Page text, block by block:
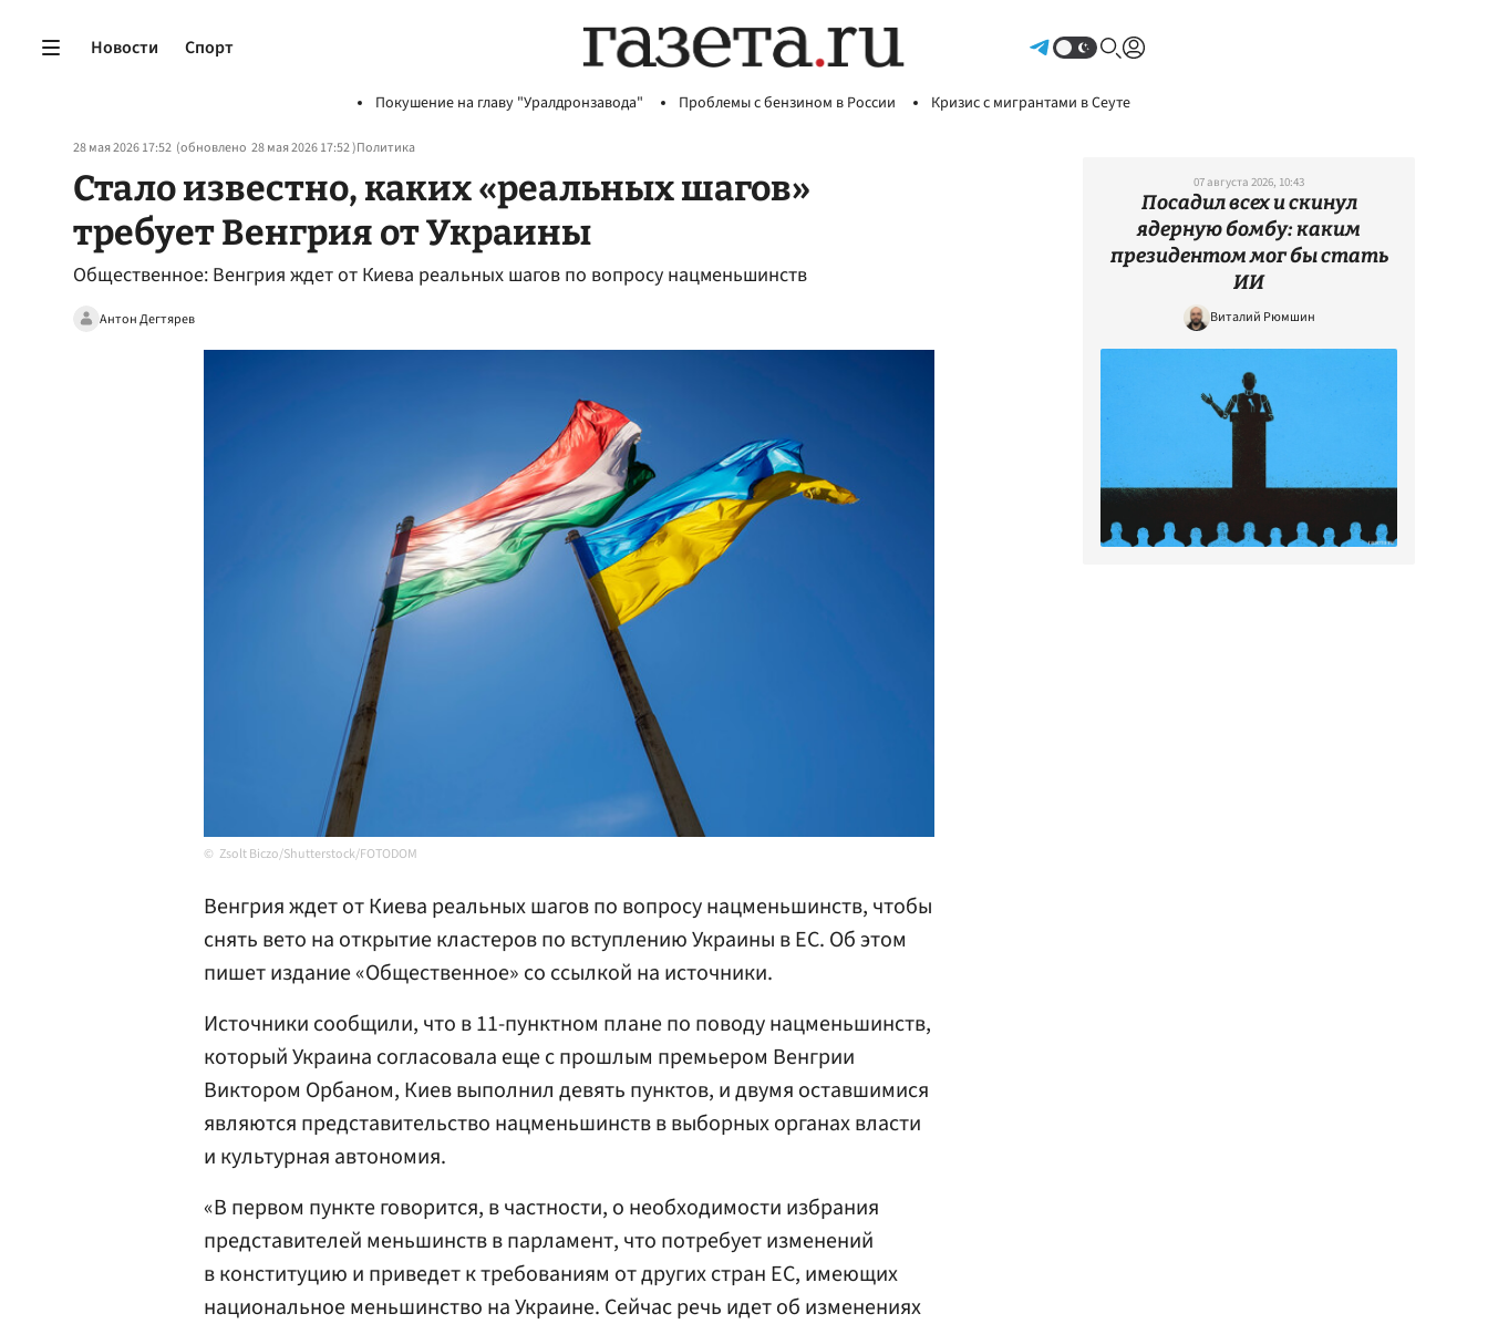
Новости Спорт
Покушение на главу "Уралдронзавода" Проблемы с бензином в России Кризис с мигрантами в Сеуте
28 мая 2026 17:52 (обновлено 28 мая 2026 17:52)Политика
Стало известно, каких «реальных шагов»
требует Венгрия от Украины
Общественное: Венгрия ждет от Киева реальных шагов по вопросу нацменьшинств
Антон Дегтярев
Zsolt Biczo/Shutterstock/FOTODOM
Венгрия ждет от Киева реальных шагов по вопросу нацменьшинств, чтобы
снять вето на открытие кластеров по вступлению Украины в ЕС. Об этом
пишет издание «Общественное» со ссылкой на источники.
Источники сообщили, что в 11-пунктном плане по поводу нацменьшинств,
который Украина согласовала еще с прошлым премьером Венгрии
Виктором Орбаном, Киев выполнил девять пунктов, и двумя оставшимися
являются представительство нацменьшинств в выборных органах власти
и культурная автономия.
«В первом пункте говорится, в частности, о необходимости избрания
представителей меньшинств в парламент, что потребует изменений
в конституцию и приведет к требованиям от других стран ЕС, имеющих
национальное меньшинство на Украине. Сейчас речь идет об изменениях
07 августа 2026, 10:43
Посадил всех и скинул
ядерную бомбу: каким
президентом мог бы стать
ИИ
Виталий Рюмшин